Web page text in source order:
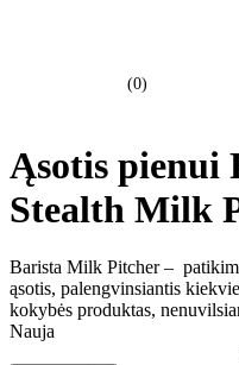
(0)
Ąsotis pienui
Stealth Milk
Barista Milk Pitcher –
ąsotis, palengvinsiantis
kokybės produktas,
Nauja